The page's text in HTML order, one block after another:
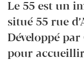
Le 55 est un
situé 55 rue
Développé
pour